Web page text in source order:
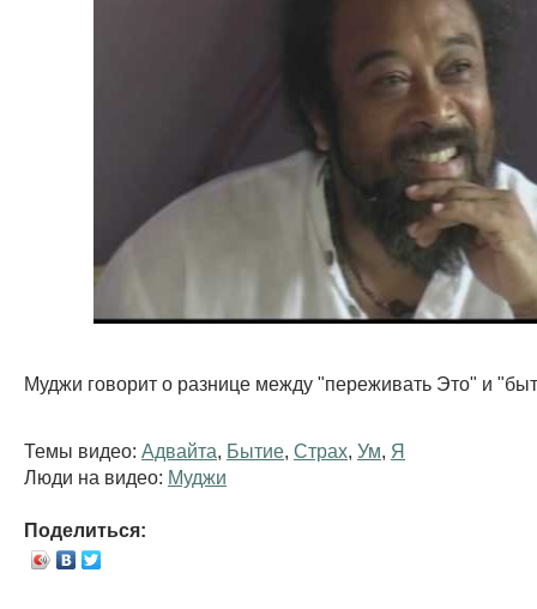
Муджи говорит о разнице между "переживать Это" и
Темы видео: Адвайта Бытие Страх Ум Я
Люди на видео: Муджи
Поделиться: